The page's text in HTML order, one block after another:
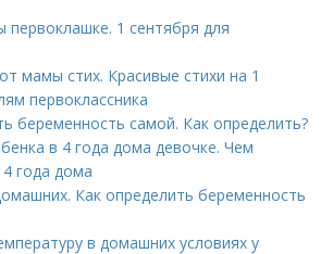
первоклашке. 1 сентября для
мамы стих. Красивые стихи на 1
первоклассника
беременность самой. Как определить?
в 4 года дома девочке. Чем
года дома
Как определить беременность
в домашних условиях у